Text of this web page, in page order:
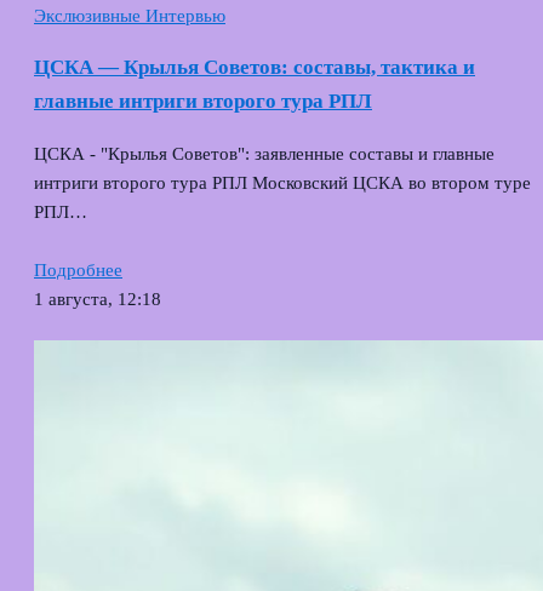
Экслюзивные Интервью
ЦСКА — Крылья Советов: составы, тактика и
главные интриги второго тура РПЛ
ЦСКА - "Крылья Советов": заявленные составы и главные
интриги второго тура РПЛ Московский ЦСКА во втором туре
РПЛ…
Подробнее
1 августа, 12:18